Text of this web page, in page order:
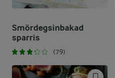
Smördegsinbakad
sparris
(79)